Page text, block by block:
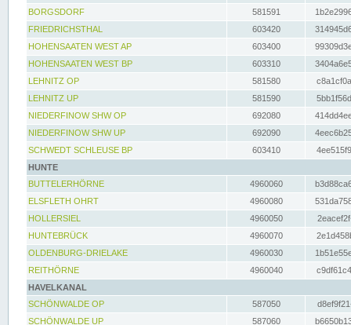
BORGSDORF
581591
FRIEDRICHSTHAL
603420
HOHENSAATEN WEST AP
603400
HOHENSAATEN WEST BP
603310
LEHNITZ OP
581580
LEHNITZ UP
581590
NIEDERFINOW SHW OP
692080
NIEDERFINOW SHW UP
692090
SCHWEDT SCHLEUSE BP
603410
HUNTE
BUTTELERHÖRNE
4960060
ELSFLETH OHRT
4960080
HOLLERSIEL
4960050
HUNTEBRÜCK
4960070
OLDENBURG-DRIELAKE
4960030
REITHÖRNE
4960040
HAVELKANAL
SCHÖNWALDE OP
587050
SCHÖNWALDE UP
587060